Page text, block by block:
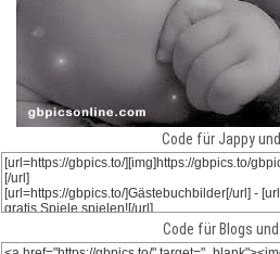
Code für Jappy und
Code für Blogs und